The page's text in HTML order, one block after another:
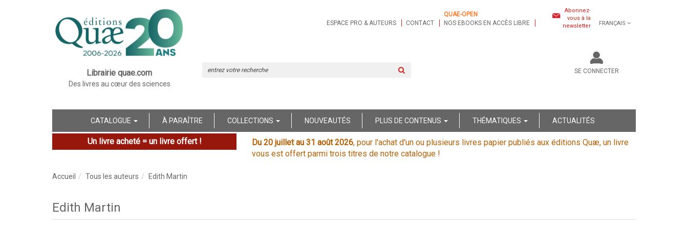
Librairie quae.com
Des livres au cœur des sciences
ESPACE PRO & AUTEURS CONTACT
QUAE-OPEN
NOS EBOOKS EN ACCÈS LIBRE
Abonnez-
vous à la
newsletter
FRANÇAIS
SE CONNECTER
CATALOGUE À PARAÎTRE COLLECTIONS NOUVEAUTÉS PLUS DE CONTENUS THÉMATIQUES ACTUALITÉS
Un livre acheté = un livre offert ! Du 20 juillet au 31 août 2026, pour l'achat d'un ou plusieurs livres papier publiés aux éditions Quæ, un livre
vous est offert parmi trois titres de notre catalogue !
Accueil Tous les auteurs Edith Martin
Edith Martin